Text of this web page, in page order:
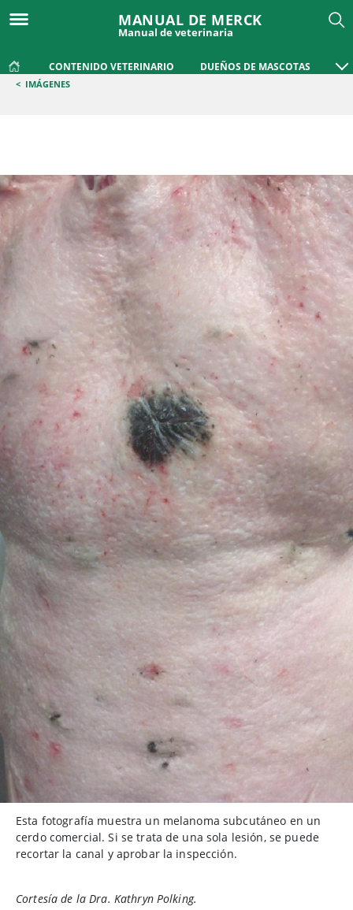
MANUAL DE MERCK
Manual de veterinaria
CONTENIDO VETERINARIO DUEÑOS DE MASCOTAS
< IMÁGENES
Esta fotografía muestra un melanoma subcutáneo en un
cerdo comercial. Si se trata de una sola lesión, se puede
recortar la canal y aprobar la inspección.
Cortesía de la Dra. Kathryn Polking.